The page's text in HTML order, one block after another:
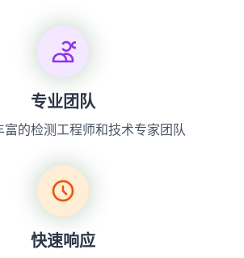
专业团队
富的检测工程师和技术专家团队
快速响应